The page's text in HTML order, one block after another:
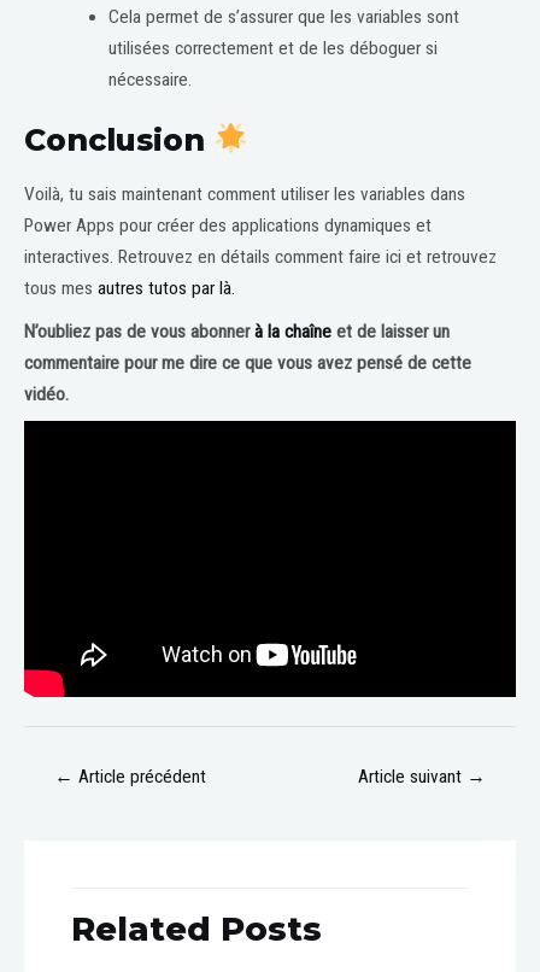
Cela permet de s’assurer que les variables sont
utilisées correctement et de les déboguer si
nécessaire.
Conclusion
Voilà, tu sais maintenant comment utiliser les variables dans
Power Apps pour créer des applications dynamiques et
interactives. Retrouvez en détails comment faire ici et retrouvez
tous mes autres tutos par là.
N’oubliez pas de vous abonnerà la chaîne et de laisser un
commentaire pour me dire ce que vous avez pensé de cette
vidéo.
← Article précédent Article suivant →
Related Posts